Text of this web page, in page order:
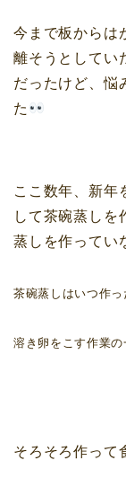
今まで板からは
離そうとしてい
だったけど、悩
た
ここ数年、新年
して茶碗蒸しを
蒸しを作ってい
茶碗蒸しはいつ作
溶き卵をこす作業の
そろそろ作って